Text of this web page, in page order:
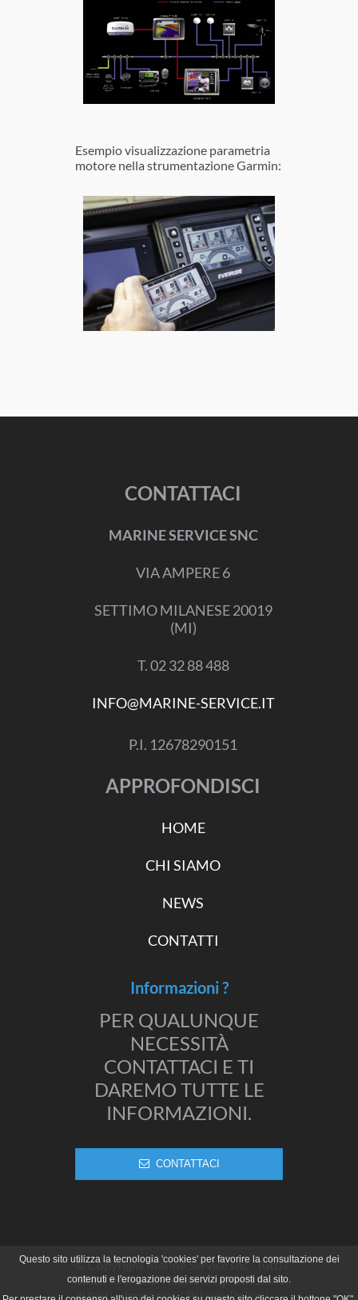
Esempio visualizzazione parametria
motore nella strumentazione Garmin:
CONTATTACI
MARINE SERVICE SNC
VIA AMPERE 6
SETTIMO MILANESE 20019
(MI)
T. 02 32 88 488
INFO@MARINE-SERVICE.IT
P.I. 12678290151
APPROFONDISCI
HOME
CHI SIAMO
NEWS
CONTATTI
Informazioni ?
PER QUALUNQUE
NECESSITÀ
CONTATTACI E TI
DAREMO TUTTE LE
INFORMAZIONI.
CONTATTACI
© Copyright Marine Service snc . Tutti i
diritti riservati. Vietata la riproduzione
di testi o immagini. |Privacy Policy|
Questo sito utilizza la tecnologia 'cookies' per favorire la consultazione dei
contenuti e l'erogazione dei servizi proposti dal sito.